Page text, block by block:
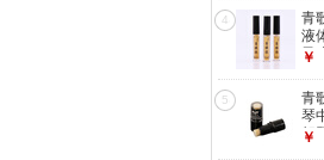
01
4
青
液
子
胶
￥
5
青
琴
胡
￥